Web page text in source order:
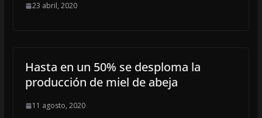
23 abril, 2020
Hasta en un 50% se desploma la
producción de miel de abeja
11 agosto, 2020